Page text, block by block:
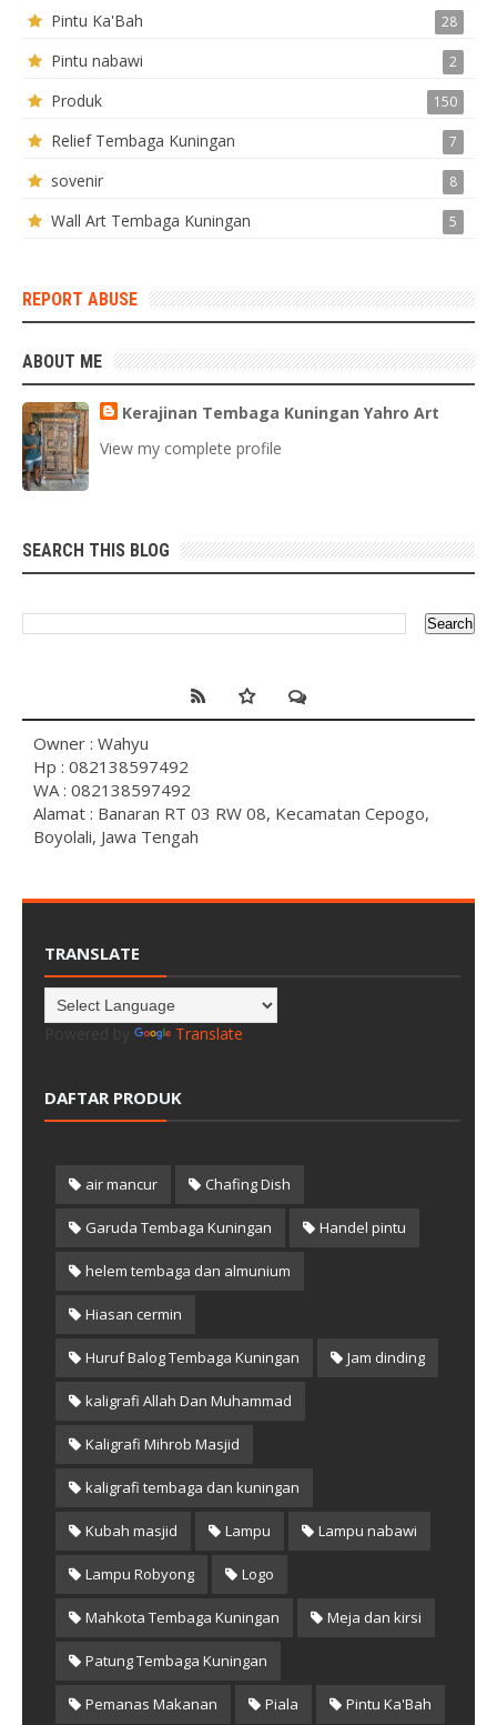
Pintu Ka'Bah 28
Pintu nabawi 2
Produk 150
Relief Tembaga Kuningan 7
sovenir 8
Wall Art Tembaga Kuningan 5
REPORT ABUSE
ABOUT ME
Kerajinan Tembaga Kuningan Yahro Art
View my complete profile
SEARCH THIS BLOG
Owner : Wahyu
Hp : 082138597492
WA : 082138597492
Alamat : Banaran RT 03 RW 08, Kecamatan Cepogo,
Boyolali, Jawa Tengah
TRANSLATE
Translate
DAFTAR PRODUK
air mancur Chafing Dish
Garuda Tembaga Kuningan Handel pintu
helem tembaga dan almunium
Hiasan cermin
Huruf Balog Tembaga Kuningan Jam dinding
kaligrafi Allah Dan Muhammad
Kaligrafi Mihrob Masjid
kaligrafi tembaga dan kuningan
Kubah masjid Lampu Lampu nabawi
Lampu Robyong Logo
Mahkota Tembaga Kuningan Meja dan kirsi
Patung Tembaga Kuningan
Pemanas Makanan Piala Pintu Ka'Bah